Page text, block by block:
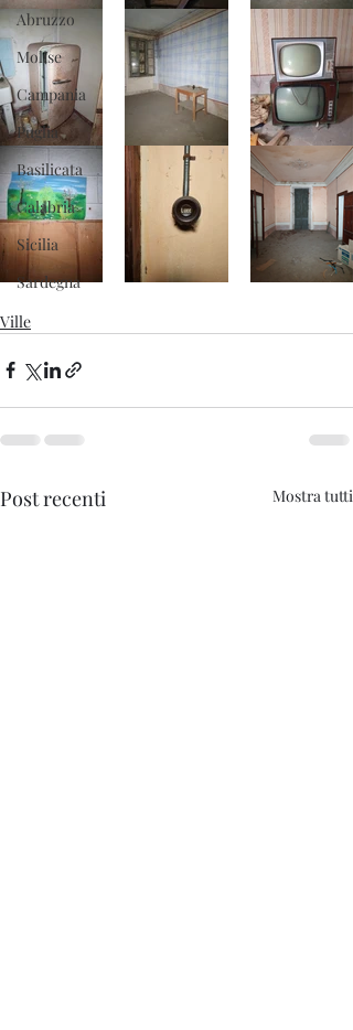
Abruzzo
Molise
Campania
Puglia
Basilicata
Calabria
Sicilia
Sardegna
Ville
Post recenti Mostra tutti